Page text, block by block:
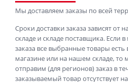
Мы доставляем заказы по всей
Сроки доставки заказа зависят от
складе и складе поставщика. Если
заказа все выбранные товары
магазине или на нашем складе, то
отправим (для регионов) заказ в
заказываемый товар отсутствует